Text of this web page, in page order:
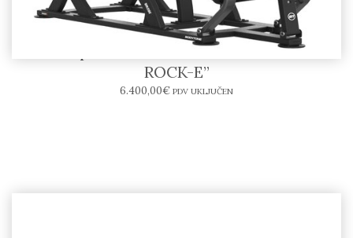
Hack Squat SR09-E – BODYTONE “SOLID
ROCK-E”
6.400,00€ PDV UKLJUČEN